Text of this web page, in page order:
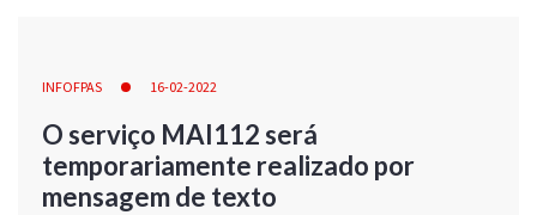
INFOFPAS 16-02-2022
O serviço MAI112 será
temporariamente realizado por
mensagem de texto